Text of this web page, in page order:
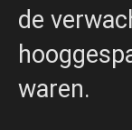
de
waren.